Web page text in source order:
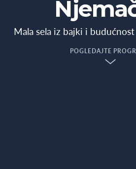
Mala sela iz bajki i
POGLEDAJTE